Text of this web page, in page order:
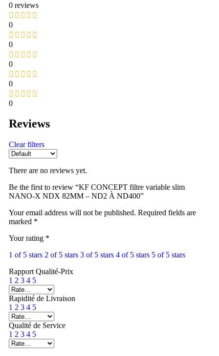
0 reviews
0
0
0
0
0
Reviews
Clear filters
There are no reviews yet.
Be the first to review “KF CONCEPT filtre variable slim
NANO-X NDX 82MM – ND2 À ND400”
Your email address will not be published. Required fields are
marked *
Your rating *
1 of 5 stars 2 of 5 stars 3 of 5 stars 4 of 5 stars 5 of 5 stars
Rapport Qualité-Prix
1 2 3 4 5
Rapidité de Livraison
1 2 3 4 5
Qualité de Service
1 2 3 4 5